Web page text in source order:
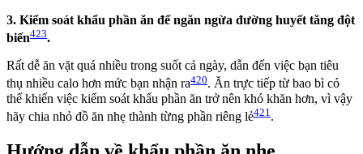
3. Kiểm soát khẩu phần ăn để ngăn ngừa đường huyết tăng đột
biến423.
Rất dễ ăn vặt quá nhiều trong suốt cả ngày, dẫn đến việc bạn tiêu
thụ nhiều calo hơn mức bạn nhận ra420. Ăn trực tiếp từ bao bì có
thể khiến việc kiểm soát khẩu phần ăn trở nên khó khăn hơn, vì vậy
hãy chia nhỏ đồ ăn nhẹ thành từng phần riêng lẻ421 .